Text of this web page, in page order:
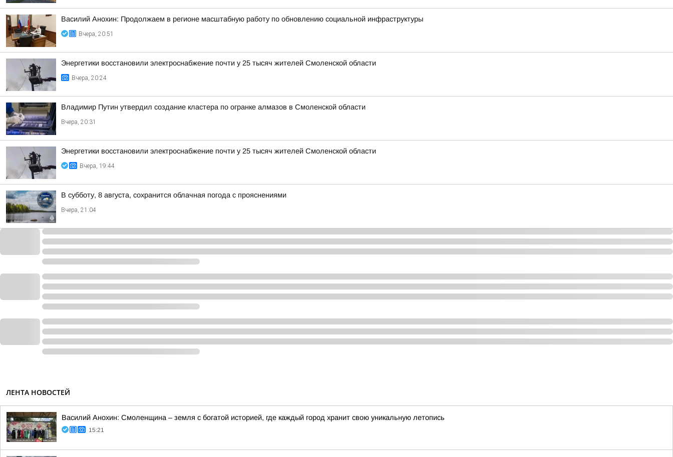
Василий Анохин: Продолжаем в регионе масштабную работу по обновлению социальной инфраструктуры
Вчера, 20:51
Энергетики восстановили электроснабжение почти у 25 тысяч жителей Смоленской области
Вчера, 20:24
Владимир Путин утвердил создание кластера по огранке алмазов в Смоленской области
Вчера, 20:31
Энергетики восстановили электроснабжение почти у 25 тысяч жителей Смоленской области
Вчера, 19:44
В субботу, 8 августа, сохранится облачная погода с прояснениями
Вчера, 21:04
ЛЕНТА НОВОСТЕЙ
Василий Анохин: Смоленщина – земля с богатой историей, где каждый город хранит свою уникальную летопись
15:21